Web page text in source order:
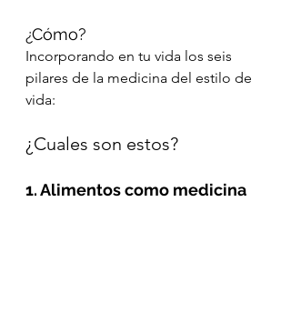
¿Cómo?
Incorporando en tu vida los seis
pilares de la medicina del estilo de
vida:
¿Cuales son estos?
1. Alimentos como medicina